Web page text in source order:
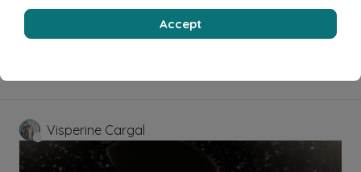
15 mai 20224 min de lecture
Episode 6 - Mais où va Alba ?
Visperine Cargal
Accept